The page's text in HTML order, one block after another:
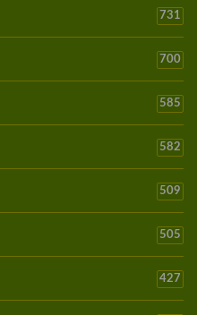
731
700
585
582
509
505
427